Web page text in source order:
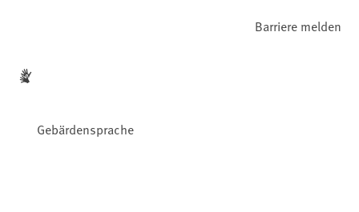
Gebärdensprache
Barriere melden